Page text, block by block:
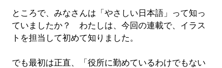
ところで、みなさんは「やさしい日本語」って知っ
ていましたか？ わたしは、今回の連載で、イラス
トを担当して初めて知りました。
でも最初は正直、「役所に勤めているわけでもない